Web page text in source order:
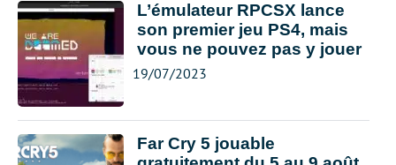
L’émulateur RPCSX lance
son premier jeu PS4, mais
vous ne pouvez pas y jouer
19/07/2023
Far Cry 5 jouable